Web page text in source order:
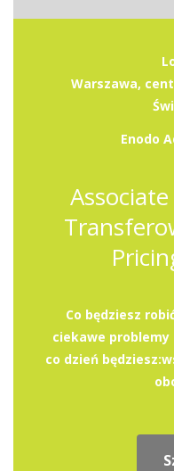
Warszawa,
Enodo
Co będziesz
ciekawe
co dzień